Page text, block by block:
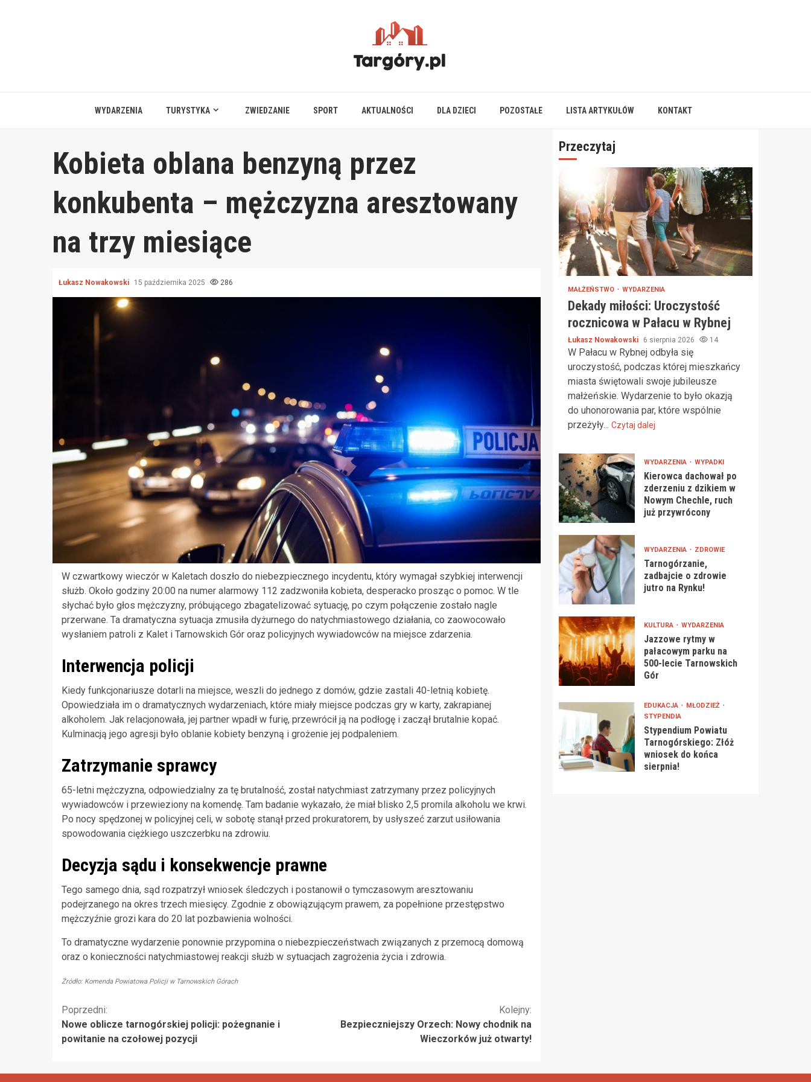
WYDARZENIA TURYSTYKA ZWIEDZANIE SPORT AKTUALNOŚCI DLA DZIECI POZOSTAŁE LISTA ARTYKUŁÓW KONTAKT
Kobieta oblana benzyną przez
konkubenta – mężczyzna aresztowany
na trzy miesiące
Łukasz Nowakowski 15 października 2025 286
W czwartkowy wieczór w Kaletach doszło do niebezpiecznego incydentu, który wymagał szybkiej interwencji
służb. Około godziny 20:00 na numer alarmowy 112 zadzwoniła kobieta, desperacko prosząc o pomoc. W tle
słychać było głos mężczyzny, próbującego zbagatelizować sytuację, po czym połączenie zostało nagle
przerwane. Ta dramatyczna sytuacja zmusiła dyżurnego do natychmiastowego działania, co zaowocowało
wysłaniem patroli z Kalet i Tarnowskich Gór oraz policyjnych wywiadowców na miejsce zdarzenia.
Interwencja policji
Kiedy funkcjonariusze dotarli na miejsce, weszli do jednego z domów, gdzie zastali 40-letnią kobietę.
Opowiedziała im o dramatycznych wydarzeniach, które miały miejsce podczas gry w karty, zakrapianej
alkoholem. Jak relacjonowała, jej partner wpadł w furię, przewrócił ją na podłogę i zaczął brutalnie kopać.
Kulminacją jego agresji było oblanie kobiety benzyną i grożenie jej podpaleniem.
Zatrzymanie sprawcy
65-letni mężczyzna, odpowiedzialny za tę brutalność, został natychmiast zatrzymany przez policyjnych
wywiadowców i przewieziony na komendę. Tam badanie wykazało, że miał blisko 2,5 promila alkoholu we krwi.
Po nocy spędzonej w policyjnej celi, w sobotę stanął przed prokuratorem, by usłyszeć zarzut usiłowania
spowodowania ciężkiego uszczerbku na zdrowiu.
Decyzja sądu i konsekwencje prawne
Tego samego dnia, sąd rozpatrzył wniosek śledczych i postanowił o tymczasowym aresztowaniu
podejrzanego na okres trzech miesięcy. Zgodnie z obowiązującym prawem, za popełnione przestępstwo
mężczyźnie grozi kara do 20 lat pozbawienia wolności.
To dramatyczne wydarzenie ponownie przypomina o niebezpieczeństwach związanych z przemocą domową
oraz o konieczności natychmiastowej reakcji służb w sytuacjach zagrożenia życia i zdrowia.
Źródło: Komenda Powiatowa Policji w Tarnowskich Górach
Kontynuuj
czytanie
Poprzedni:
Nowe oblicze tarnogórskiej policji: pożegnanie i
powitanie na czołowej pozycji
Kolejny:
Bezpieczniejszy Orzech: Nowy chodnik na
Wieczorków już otwarty!
Przeczytaj
MAŁŻEŃSTWO WYDARZENIA
Dekady miłości: Uroczystość
rocznicowa w Pałacu w Rybnej
Łukasz Nowakowski 6 sierpnia 2026 14
W Pałacu w Rybnej odbyła się
uroczystość, podczas której mieszkańcy
miasta świętowali swoje jubileusze
małżeńskie. Wydarzenie to było okazją
do uhonorowania par, które wspólnie
przeżyły... Czytaj dalej
WYDARZENIA WYPADKI
Kierowca dachował po
zderzeniu z dzikiem w
Nowym Chechle, ruch
już przywrócony
WYDARZENIA ZDROWIE
Tarnogórzanie,
zadbajcie o zdrowie
jutro na Rynku!
KULTURA WYDARZENIA
Jazzowe rytmy w
pałacowym parku na
500-lecie Tarnowskich
Gór
EDUKACJA
MŁODZIEŻ
STYPENDIA
Stypendium Powiatu
Tarnogórskiego: Złóż
wniosek do końca
sierpnia!